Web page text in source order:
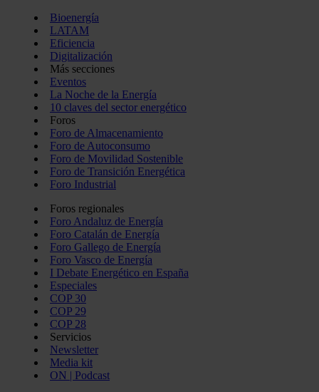
Bioenergía
LATAM
Eficiencia
Digitalización
Más secciones
Eventos
La Noche de la Energía
10 claves del sector energético
Foros
Foro de Almacenamiento
Foro de Autoconsumo
Foro de Movilidad Sostenible
Foro de Transición Energética
Foro Industrial
Foros regionales
Foro Andaluz de Energía
Foro Catalán de Energía
Foro Gallego de Energía
Foro Vasco de Energía
I Debate Energético en España
Especiales
COP 30
COP 29
COP 28
Servicios
Newsletter
Media kit
ON | Podcast